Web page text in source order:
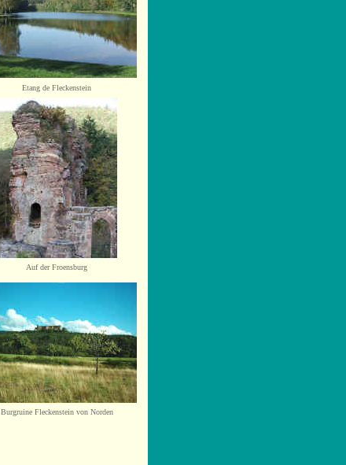
Etang de Fleckenstein
Auf der Froensburg
Burgruine Fleckenstein von Norden